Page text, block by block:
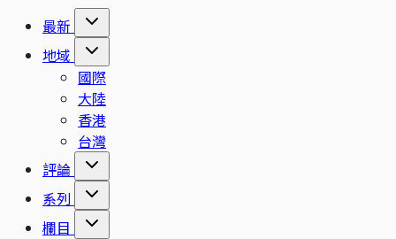
最新
地域
國際
大陸
香港
台灣
評論
系列
欄目